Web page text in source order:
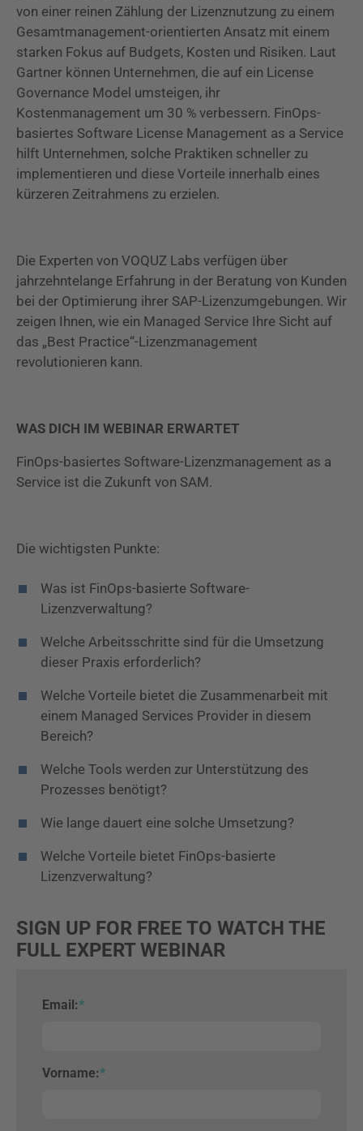
von einer reinen Zählung der Lizenznutzung zu einem
Gesamtmanagement-orientierten Ansatz mit einem
starken Fokus auf Budgets, Kosten und Risiken. Laut
Gartner können Unternehmen, die auf ein License
Governance Model umsteigen, ihr
Kostenmanagement um 30 % verbessern. FinOps-
basiertes Software License Management as a Service
hilft Unternehmen, solche Praktiken schneller zu
implementieren und diese Vorteile innerhalb eines
kürzeren Zeitrahmens zu erzielen.
Die Experten von VOQUZ Labs verfügen über
jahrzehntelange Erfahrung in der Beratung von Kunden
bei der Optimierung ihrer SAP-Lizenzumgebungen. Wir
zeigen Ihnen, wie ein Managed Service Ihre Sicht auf
das „Best Practice“-Lizenzmanagement
revolutionieren kann.
WAS DICH IM WEBINAR ERWARTET
FinOps-basiertes Software-Lizenzmanagement as a
Service ist die Zukunft von SAM.
Die wichtigsten Punkte:
Was ist FinOps-basierte Software-
Lizenzverwaltung?
Welche Arbeitsschritte sind für die Umsetzung
dieser Praxis erforderlich?
Welche Vorteile bietet die Zusammenarbeit mit
einem Managed Services Provider in diesem
Bereich?
Welche Tools werden zur Unterstützung des
Prozesses benötigt?
Wie lange dauert eine solche Umsetzung?
Welche Vorteile bietet FinOps-basierte
Lizenzverwaltung?
SIGN UP FOR FREE TO WATCH THE
FULL EXPERT WEBINAR
Email:*
Vorname:*